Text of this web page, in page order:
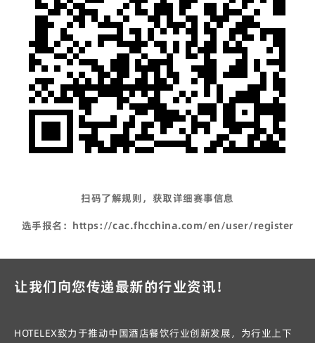
扫码了解规则，获取详细赛事信息
选手报名： https://cac.fhcchina.com/en/user/register
让我们向您传递最新的行业资讯！
HOTELEX致力于推动中国酒店餐饮行业创新发展，为行业上下